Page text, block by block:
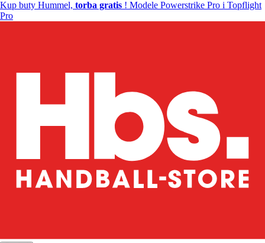
Kup buty Hummel, torba gratis ! Modele Powerstrike Pro i Topflight
Pro